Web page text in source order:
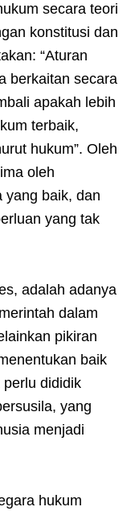
secara teori
konstitusi dan
“Aturan
berkaitan secara
apakah lebih
terbaik,
hukum”. Oleh
oleh
yang baik, dan
yang tak
adalah adanya
dalam
pikiran
baik
perlu dididik
yang
menjadi
hukum